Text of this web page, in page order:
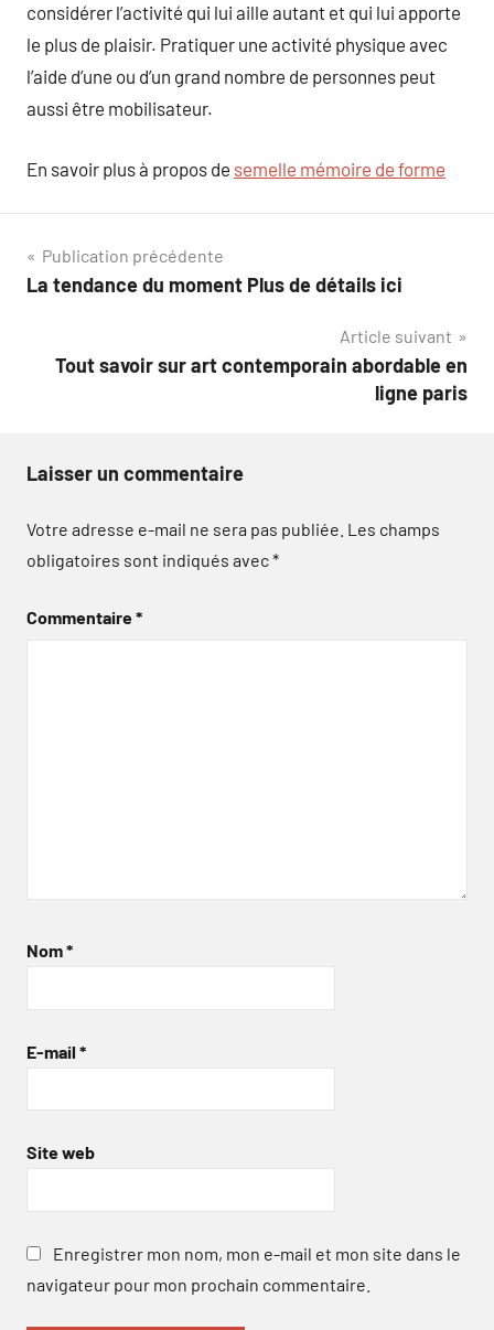
considérer l’activité qui lui aille autant et qui lui apporte
le plus de plaisir. Pratiquer une activité physique avec
l’aide d’une ou d’un grand nombre de personnes peut
aussi être mobilisateur.
En savoir plus à propos de semelle mémoire de forme
Navigation
de
Publication précédente
La tendance du moment Plus de détails ici
Article suivant
Tout savoir sur art contemporain abordable en
ligne paris
Laisser un commentaire
Votre adresse e-mail ne sera pas publiée. Les champs
obligatoires sont indiqués avec*
Commentaire*
Nom*
E-mail *
Site web
Enregistrer mon nom, mon e-mail et mon site dans le
navigateur pour mon prochain commentaire.